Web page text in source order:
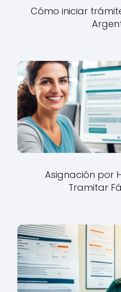
Cómo iniciar
Asignación por
Tramitar